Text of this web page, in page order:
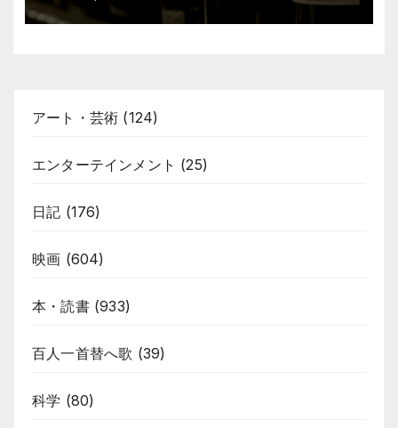
アート・芸術 (124)
エンターテインメント (25)
日記 (176)
映画 (604)
本・読書(933)
百人一首替へ歌 (39)
科学 (80)